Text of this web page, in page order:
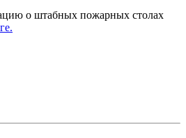
о штабных пожарных столах